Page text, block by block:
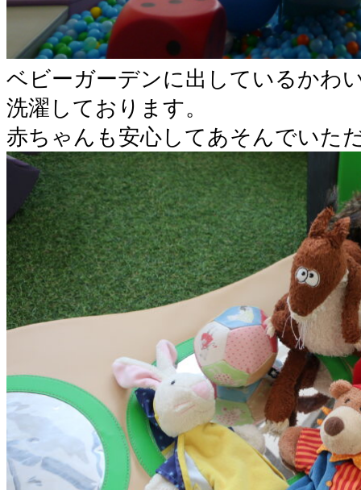
ベビーガーデンに出しているかわ
洗濯しております。
赤ちゃんも安心してあそんでいた